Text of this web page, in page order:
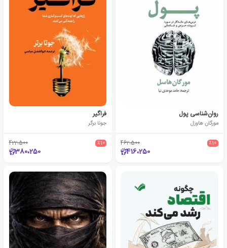
روان‌شناسی پول
مورگان هاوزل
٪10 462،500
416،250
فراگیر
جونا برگر‮‏‫
٪10 422،500
380،250